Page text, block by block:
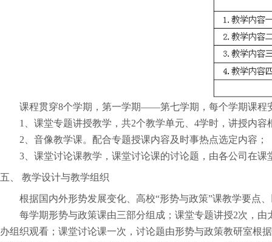
课程贯穿8个学期，第一学期——第七学期，每个学期课程
1
、课堂专题讲授教学，共2个教学单元、 4学时，讲授内容
2 、音像教学课。配合专题授课内容及时事热点选定内容；
3 、课堂讨论课教学，课堂讨论课的讨论题，由各公司在
五、 教学设计与教学组织
根据国内外形势发展变化、高校“形势与政策”课教学要点
每学期形势与政策课由三部分组成；课堂专题讲授2次，由
办组织观看；课堂讨论课一次，讨论题由形势与政策教研室根